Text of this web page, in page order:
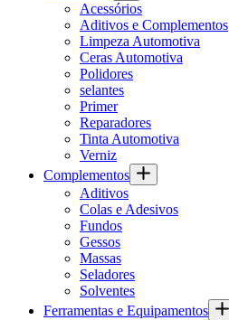
Acessórios
Aditivos e Complementos
Limpeza Automotiva
Ceras Automotiva
Polidores
selantes
Primer
Reparadores
Tinta Automotiva
Verniz
Complementos
Aditivos
Colas e Adesivos
Fundos
Gessos
Massas
Seladores
Solventes
Ferramentas e Equipamentos